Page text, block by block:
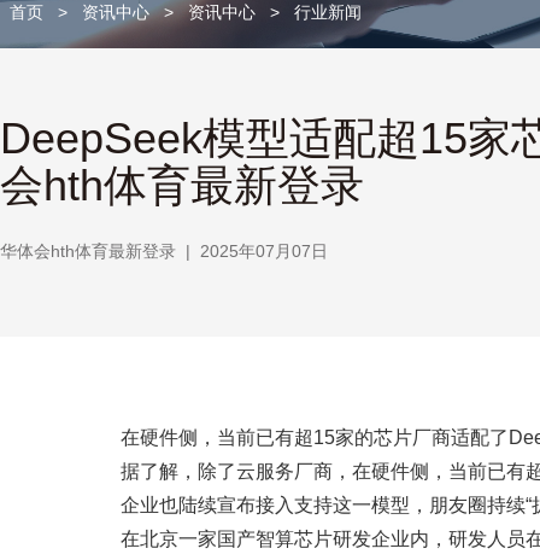
首页 > 资讯中心 > 资讯中心 > 行业新闻
DeepSeek模型适配超15家
会hth体育最新登录
华体会hth体育最新登录 | 2025年07月07日
在硬件侧，当前已有超15家的芯片厂商适配了
据了解，除了云服务厂商，在硬件侧，当前已有
企业也陆续宣布接入支持这一模型，朋友圈持续“
在北京一家国产智算芯片研发企业内，研发人员